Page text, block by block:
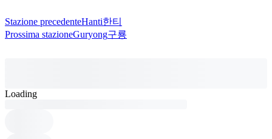
Stazione precedenteHanti한티
Prossima stazioneGuryong구룡
Loading